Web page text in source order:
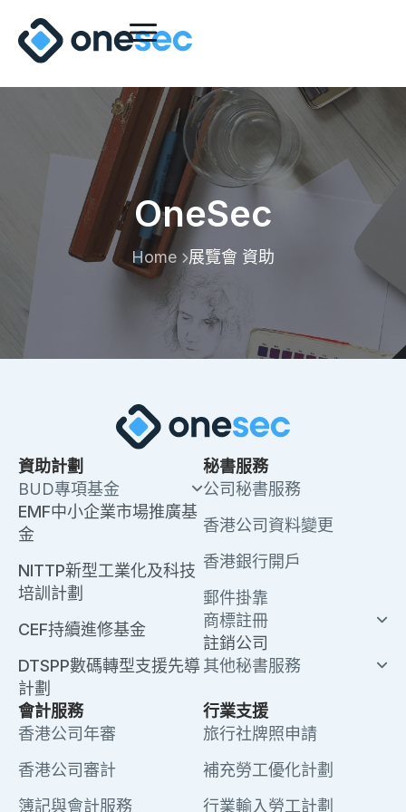
OneSec
Home 展覽會 資助
資助計劃
BUD專項基金
EMF中小企業市場推廣基
金
NITTP新型工業化及科技
培訓計劃
CEF持續進修基金
DTSPP數碼轉型支援先導
計劃
秘書服務
公司秘書服務
香港公司資料變更
香港銀行開戶
郵件掛靠
商標註冊
註銷公司
其他秘書服務
會計服務
香港公司年審
香港公司審計
簿記與會計服務
行業支援
旅行社牌照申請
補充勞工優化計劃
行業輸入勞工計劃